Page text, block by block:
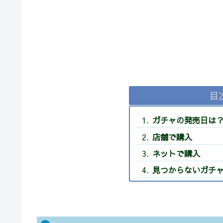
目
ガチャの発売日は？
店舗で購入
ネットで購入
見つからないガチ